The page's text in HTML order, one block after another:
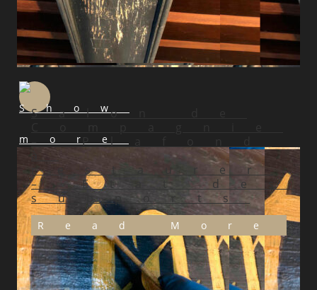
Salon de
– Plafond
à
restaurer
– Etat des
supports
Read More